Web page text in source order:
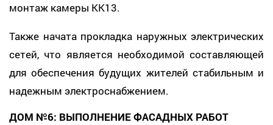
монтаж камеры КК13.
Также начата прокладка наружных электрических
сетей, что является необходимой составляющей
для обеспечения будущих жителей стабильным и
надежным электроснабжением.
ДОМ №6: ВЫПОЛНЕНИЕ ФАСАДНЫХ РАБОТ